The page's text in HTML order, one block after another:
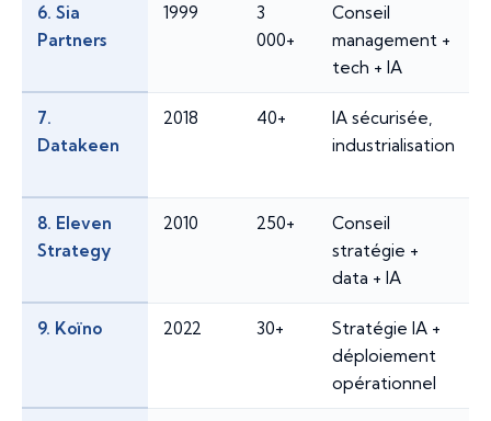
6. Sia
Partners
1999
3
000+
Conseil
management +
tech + IA
7.
Datakeen
2018 40+
IA sécurisée,
industrialisation
8. Eleven
Strategy
2010 250+
Conseil
stratégie +
data + IA
9. Koïno 2022 30+
Stratégie IA +
déploiement
opérationnel